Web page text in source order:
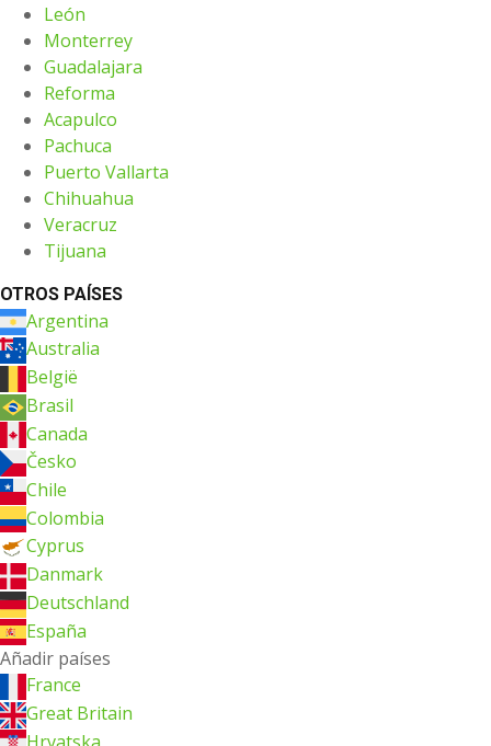
León
Monterrey
Guadalajara
Reforma
Acapulco
Pachuca
Puerto Vallarta
Chihuahua
Veracruz
Tijuana
OTROS PAÍSES
Argentina
Australia
België
Brasil
Canada
Česko
Chile
Colombia
Cyprus
Danmark
Deutschland
España
Añadir países
France
Great Britain